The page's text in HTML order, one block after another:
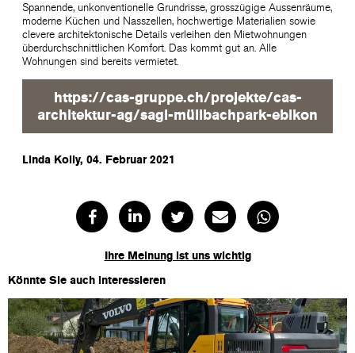
Spannende, unkonventionelle Grundrisse, grosszügige Aussenräume,
moderne Küchen und Nasszellen, hochwertige Materialien sowie
clevere architektonische Details verleihen den Mietwohnungen
überdurchschnittlichen Komfort. Das kommt gut an. Alle
Wohnungen sind bereits vermietet.
https://cas-gruppe.ch/projekte/cas-
architektur-ag/sagi-mülibachpark-ebikon
Linda Kolly, 04. Februar 2021
Ihre Meinung ist uns wichtig
Könnte Sie auch interessieren